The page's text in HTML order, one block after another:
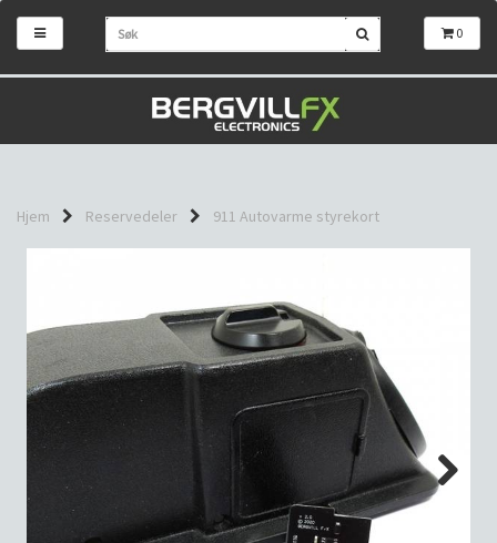
0
Hjem Reservedeler 911 Autovarme styrekort